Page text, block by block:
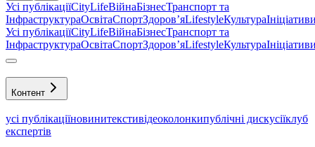
Усі публікаціїCityLifeВійнаБізнесТранспорт та
ІнфраструктураОсвітаСпортЗдоровʼяLifestyleКультура
Усі публікаціїCityLifeВійнаБізнесТранспорт та
ІнфраструктураОсвітаСпортЗдоровʼяLifestyleКультура
Контент
усі публікаціїновинитекстивідеоколонкипублічні дискусіїклуб
експертів